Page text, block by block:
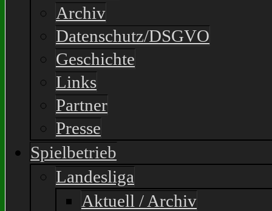
Archiv
Datenschutz/DSGVO
Geschichte
Links
Partner
Presse
Spielbetrieb
Landesliga
Aktuell / Archiv